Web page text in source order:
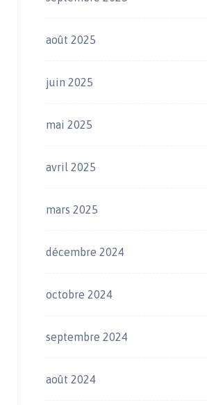
août 2025
juin 2025
mai 2025
avril 2025
mars 2025
décembre 2024
octobre 2024
septembre 2024
août 2024